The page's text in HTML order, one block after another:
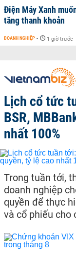
Điện Máy Xanh
tăng thanh khoản
DOANH NGHIỆP - 1 giờ trước
Lịch cổ tức
BSR,
nhất 100%
Trong tuần tới,
doanh nghiệp
quyền để thực
và cổ phiếu cho